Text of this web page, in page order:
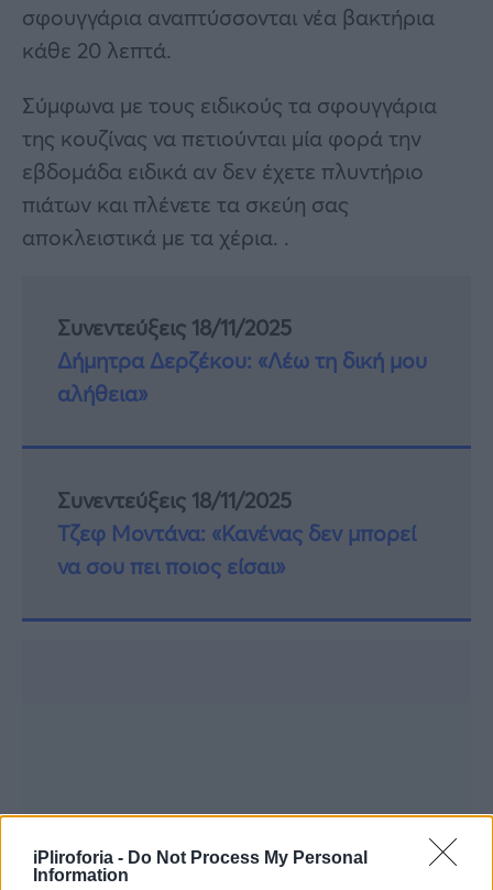
iPliroforia - Do Not Process My Personal
Information
σφουγγάρια αναπτύσσονται νέα βακτήρια
κάθε 20 λεπτά.
Σύμφωνα με τους ειδικούς τα σφουγγάρια
της κουζίνας να πετιούνται μία φορά την
εβδομάδα ειδικά αν δεν έχετε πλυντήριο
πιάτων και πλένετε τα σκεύη σας
αποκλειστικά με τα χέρια. .
Συνεντεύξεις 18/11/2025
Δήμητρα Δερζέκου: «Λέω τη δική μου
αλήθεια»
Συνεντεύξεις 18/11/2025
Τζεφ Μοντάνα: «Κανένας δεν μπορεί
να σου πει ποιος είσαι»